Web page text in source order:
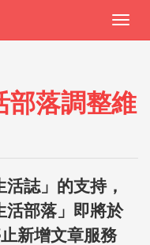
部落調整維
誌」的支持，
活部落」即將於
新增文章服務